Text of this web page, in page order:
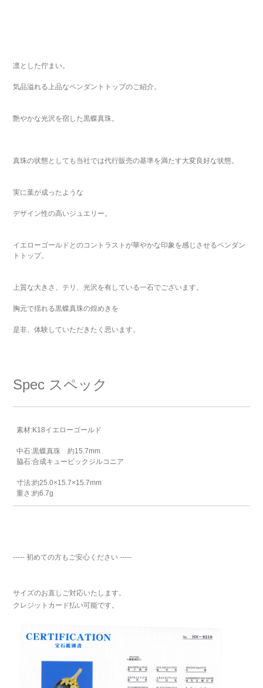
凛とした佇まい。
気品溢れる上品なペンダントトップのご紹介。
艶やかな光沢を宿した黒蝶真珠。
真珠の状態としても当社では代行販売の基準を満たす大変良好な状態。
実に葉が成ったような
デザイン性の高いジュエリー。
イエローゴールドとのコントラストが華やかな印象を感じさせるペンダン
トトップ。
上質な大きさ、テリ、光沢を有している一石でございます。
胸元で揺れる黒蝶真珠の煌めきを
是非、体験していただきたく思います。
Spec スペック
素材:K18イエローゴールド
中石:黒蝶真珠 約15.7mm
脇石:合成キュービックジルコニア
寸法:約25.0×15.7×15.7mm
重さ:約6.7g
----- 初めての方もご安心ください -----
サイズのお直しご対応いたします。
クレジットカード払い可能です。